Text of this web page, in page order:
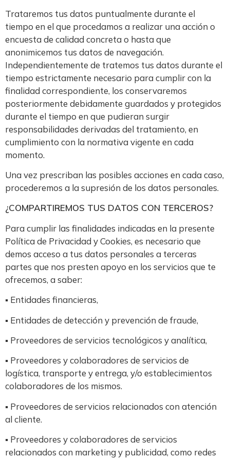
Trataremos tus datos puntualmente durante el
tiempo en el que procedamos a realizar una acción o
encuesta de calidad concreta o hasta que
anonimicemos tus datos de navegación.
Independientemente de tratemos tus datos durante el
tiempo estrictamente necesario para cumplir con la
finalidad correspondiente, los conservaremos
posteriormente debidamente guardados y protegidos
durante el tiempo en que pudieran surgir
responsabilidades derivadas del tratamiento, en
cumplimiento con la normativa vigente en cada
momento.
Una vez prescriban las posibles acciones en cada caso,
procederemos a la supresión de los datos personales.
¿COMPARTIREMOS TUS DATOS CON TERCEROS?
Para cumplir las finalidades indicadas en la presente
Política de Privacidad y Cookies, es necesario que
demos acceso a tus datos personales a terceras
partes que nos presten apoyo en los servicios que te
ofrecemos, a saber:
▪ Entidades financieras,
▪ Entidades de detección y prevención de fraude,
▪ Proveedores de servicios tecnológicos y analítica,
▪ Proveedores y colaboradores de servicios de
logística, transporte y entrega, y/o establecimientos
colaboradores de los mismos.
▪ Proveedores de servicios relacionados con atención
al cliente.
▪ Proveedores y colaboradores de servicios
relacionados con marketing y publicidad, como redes